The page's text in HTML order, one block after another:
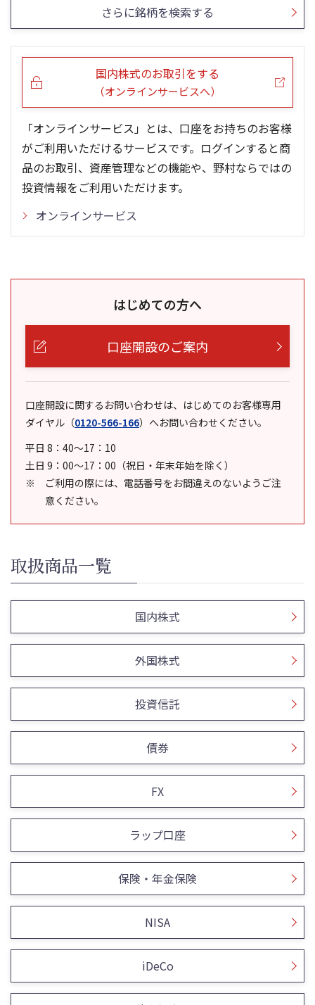
13週移動平均 26週移動平均 出来高(百万)
0
5ヶ月移動平均 25ヶ月移動平均 出来高(百万)
0
さらに銘柄を検索する
国内株式のお取引をする
（オンラインサービスへ）
「オンラインサービス」とは、口座をお持ちのお客様
がご利用いただけるサービスです。ログインすると商
品のお取引、資産管理などの機能や、野村ならではの
投資情報をご利用いただけます。
オンラインサービス
はじめての方へ
口座開設のご案内
口座開設に関するお問い合わせは、はじめてのお客様専用
ダイヤル （0120-566-166） へお問い合わせください。
平日 8：40～17：10
土日 9：00～17：00（祝日・年末年始を除く）
ご利用の際には、電話番号をお間違えのないようご注
意ください。
取扱商品一覧
国内株式
外国株式
投資信託
債券
FX
ラップ口座
保険・年金保険
NISA
iDeCo